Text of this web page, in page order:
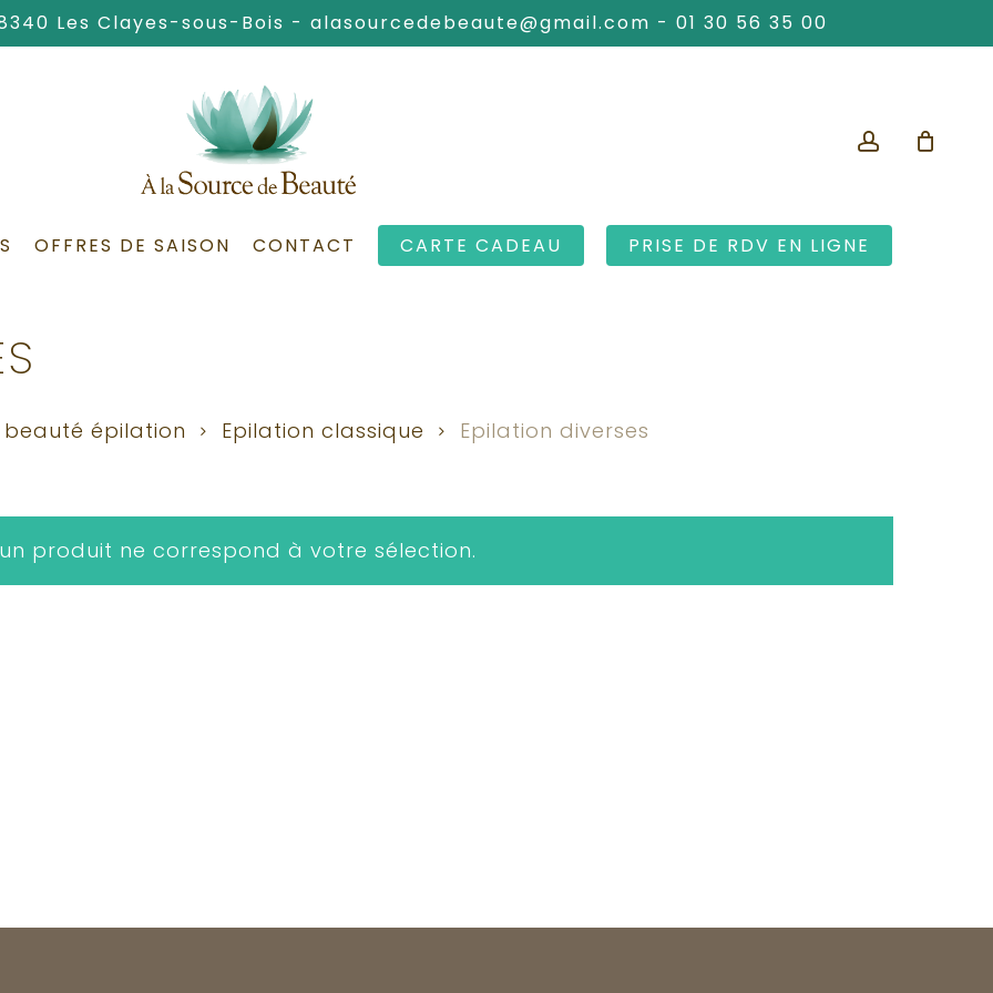
Les Clayes-sous-Bois - alasourcedebeaute@gmail.com - 01 30 56 35 00
account
OFFRES DE SAISON CONTACT CARTE CADEAU PRISE DE RDV EN LIGNE
beauté épilation Epilation classique Epilation diverses
produit ne correspond à votre sélection.